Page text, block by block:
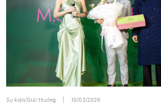
Sự kiện/Giải thưởng 10/03/2026